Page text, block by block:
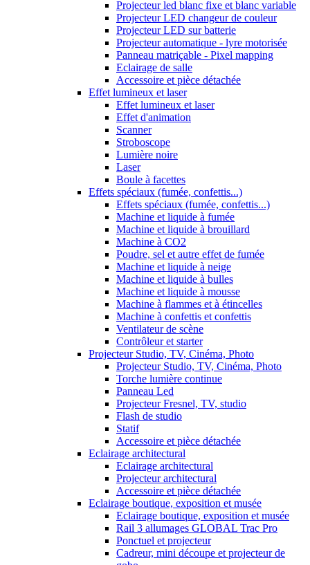
Projecteur led blanc fixe et blanc variable
Projecteur LED changeur de couleur
Projecteur LED sur batterie
Projecteur automatique - lyre motorisée
Panneau matriçable - Pixel mapping
Eclairage de salle
Accessoire et pièce détachée
Effet lumineux et laser
Effet lumineux et laser
Effet d'animation
Scanner
Stroboscope
Lumière noire
Laser
Boule à facettes
Effets spéciaux (fumée, confettis...)
Effets spéciaux (fumée, confettis...)
Machine et liquide à fumée
Machine et liquide à brouillard
Machine à CO2
Poudre, sel et autre effet de fumée
Machine et liquide à neige
Machine et liquide à bulles
Machine et liquide à mousse
Machine à flammes et à étincelles
Machine à confettis et confettis
Ventilateur de scène
Contrôleur et starter
Projecteur Studio, TV, Cinéma, Photo
Projecteur Studio, TV, Cinéma, Photo
Torche lumière continue
Panneau Led
Projecteur Fresnel, TV, studio
Flash de studio
Statif
Accessoire et pièce détachée
Eclairage architectural
Eclairage architectural
Projecteur architectural
Accessoire et pièce détachée
Eclairage boutique, exposition et musée
Eclairage boutique, exposition et musée
Rail 3 allumages GLOBAL Trac Pro
Ponctuel et projecteur
Cadreur, mini découpe et projecteur de